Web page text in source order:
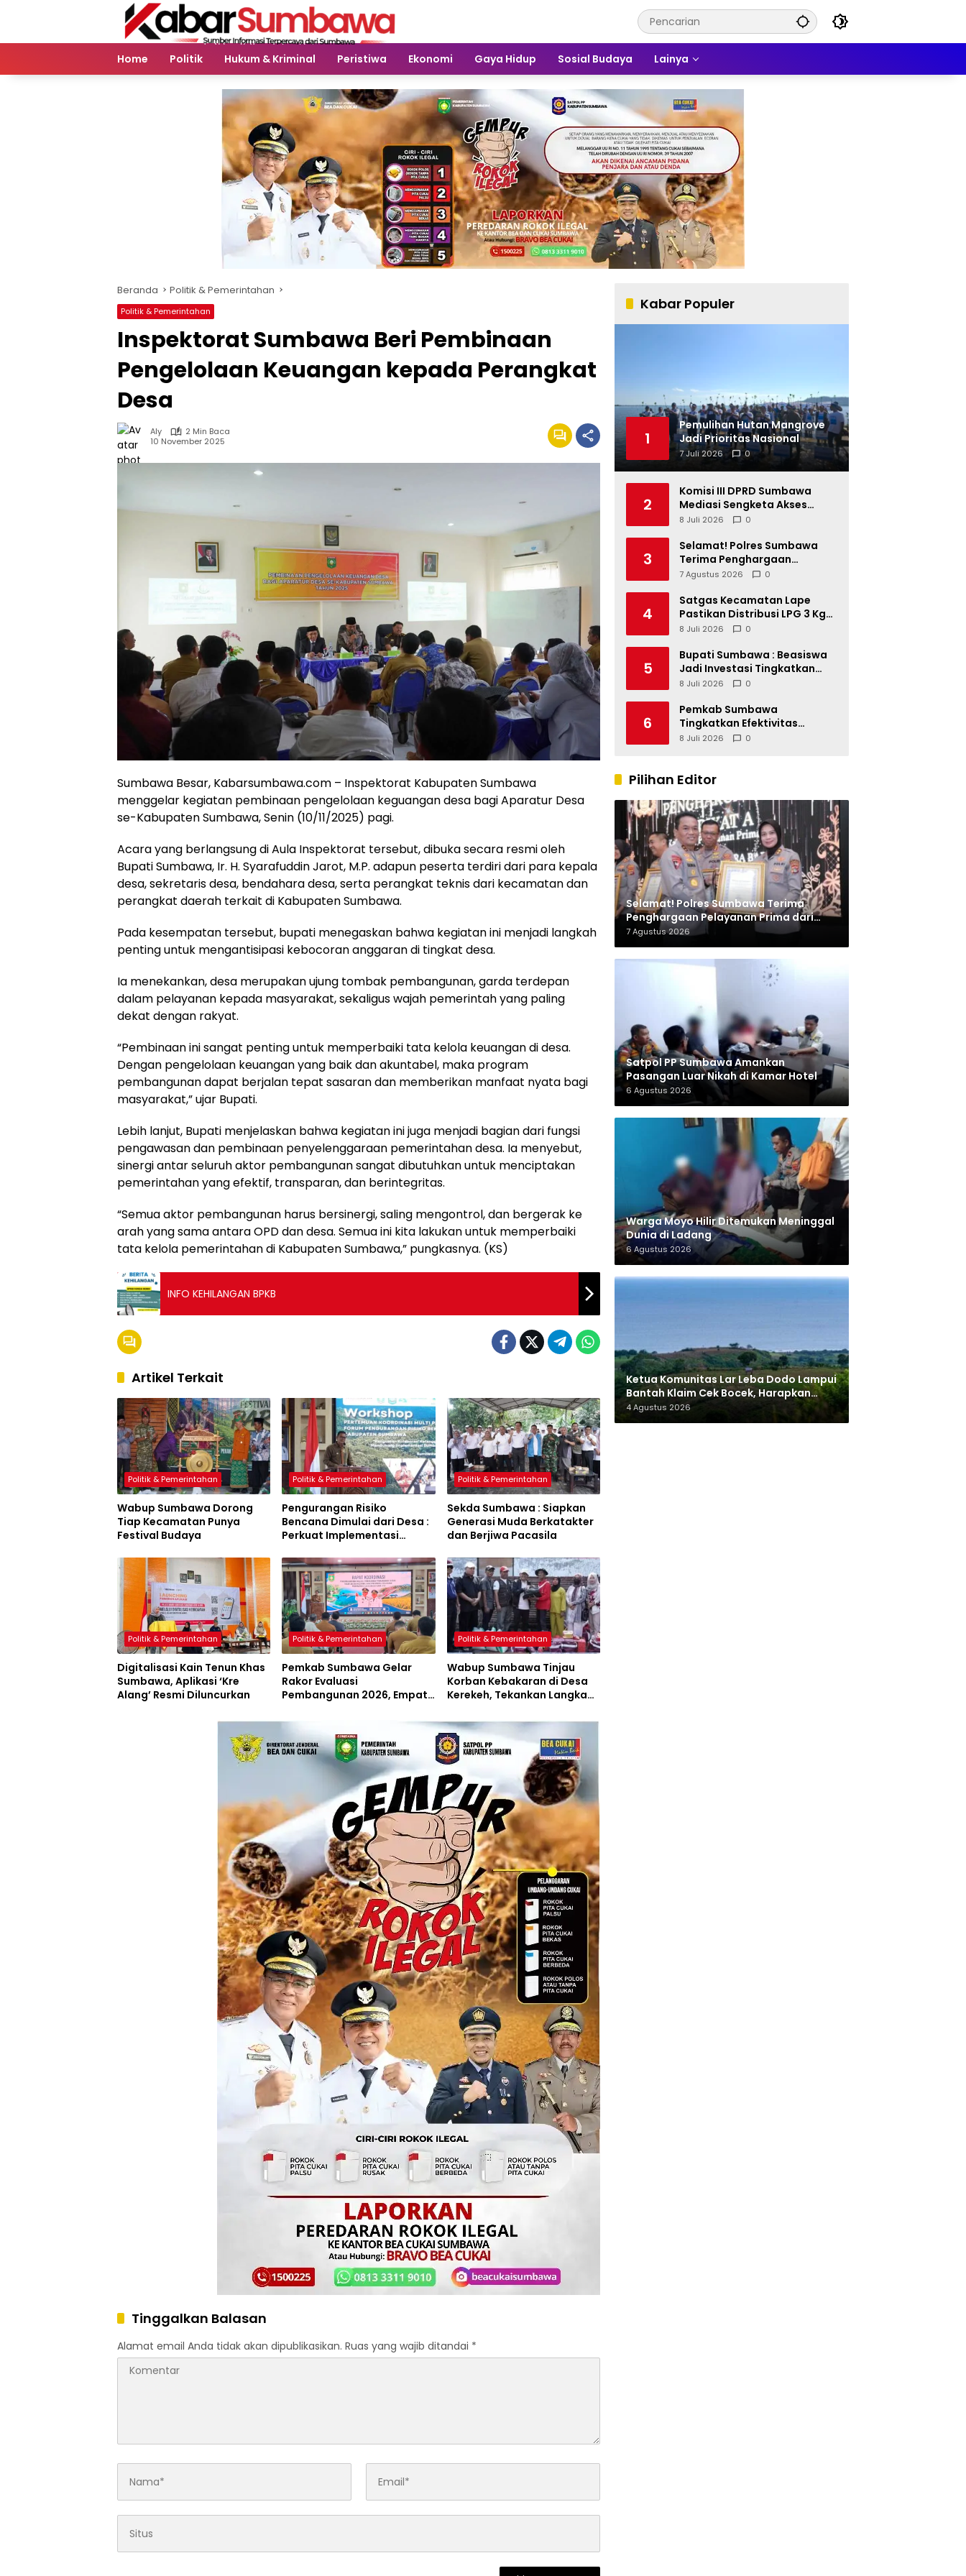
Home
Politik Hukum & Kriminal Peristiwa Ekonomi Gaya Hidup Sosial Budaya Lainya
Beranda Politik & Pemerintahan
Politik & Pemerintahan
Inspektorat Sumbawa Beri Pembinaan
Pengelolaan Keuangan kepada Perangkat
Desa
Aly
2 Min Baca
10 November 2025
Sumbawa Besar, Kabarsumbawa.com – Inspektorat Kabupaten Sumbawa
menggelar kegiatan pembinaan pengelolaan keguangan desa bagi Aparatur Desa
se-Kabupaten Sumbawa, Senin (10/11/2025) pagi.
Acara yang berlangsung di Aula Inspektorat tersebut, dibuka secara resmi oleh
Bupati Sumbawa, Ir. H. Syarafuddin Jarot, M.P. adapun peserta terdiri dari para kepala
desa, sekretaris desa, bendahara desa, serta perangkat teknis dari kecamatan dan
perangkat daerah terkait di Kabupaten Sumbawa.
Pada kesempatan tersebut, bupati menegaskan bahwa kegiatan ini menjadi langkah
penting untuk mengantisipasi kebocoran anggaran di tingkat desa.
Ia menekankan, desa merupakan ujung tombak pembangunan, garda terdepan
dalam pelayanan kepada masyarakat, sekaligus wajah pemerintah yang paling
dekat dengan rakyat.
“Pembinaan ini sangat penting untuk memperbaiki tata kelola keuangan di desa.
Dengan pengelolaan keuangan yang baik dan akuntabel, maka program
pembangunan dapat berjalan tepat sasaran dan memberikan manfaat nyata bagi
masyarakat,” ujar Bupati.
Lebih lanjut, Bupati menjelaskan bahwa kegiatan ini juga menjadi bagian dari fungsi
pengawasan dan pembinaan penyelenggaraan pemerintahan desa. Ia menyebut,
sinergi antar seluruh aktor pembangunan sangat dibutuhkan untuk menciptakan
pemerintahan yang efektif, transparan, dan berintegritas.
“Semua aktor pembangunan harus bersinergi, saling mengontrol, dan bergerak ke
arah yang sama antara OPD dan desa. Semua ini kita lakukan untuk memperbaiki
tata kelola pemerintahan di Kabupaten Sumbawa,” pungkasnya. (KS)
INFO KEHILANGAN BPKB
Artikel Terkait
Politik & Pemerintahan
Wabup Sumbawa Dorong
Tiap Kecamatan Punya
Festival Budaya
Politik & Pemerintahan
Pengurangan Risiko
Bencana Dimulai dari Desa :
Perkuat Implementasi
Politik & Pemerintahan
Sekda Sumbawa : Siapkan
Generasi Muda Berkatakter
dan Berjiwa Pacasila
Politik & Pemerintahan
Digitalisasi Kain Tenun Khas
Sumbawa, Aplikasi ‘Kre
Alang’ Resmi Diluncurkan
Politik & Pemerintahan
Pemkab Sumbawa Gelar
Rakor Evaluasi
Pembangunan 2026, Empat
Resmi Diluncurkan
Politik & Pemerintahan
Wabup Sumbawa Tinjau
Korban Kebakaran di Desa
Kerekeh, Tekankan Langkah
Tinggalkan Balasan
Alamat email Anda tidak akan dipublikasikan. Ruas yang wajib ditandai *
Kabar Populer
1
Pemulihan Hutan Mangrove
Jadi Prioritas Nasional
7 Juli 2026 0
2
Komisi III DPRD Sumbawa
Mediasi Sengketa Akses
Jalan Kelompok Tani Buin Dua
8 Juli 2026 0
3
Selamat! Polres Sumbawa
Terima Penghargaan
Pelayanan Prima dari Kapolri
7 Agustus 2026 0
4
Satgas Kecamatan Lape
Pastikan Distribusi LPG 3 Kg
Tertib
8 Juli 2026 0
5
Bupati Sumbawa : Beasiswa
Jadi Investasi Tingkatkan
Kualitas SDM
8 Juli 2026 0
6
Pemkab Sumbawa
Tingkatkan Efektivitas
Pengendalian Korupsi
8 Juli 2026 0
Pilihan Editor
Selamat! Polres Sumbawa Terima
Penghargaan Pelayanan Prima dari
Kapolri
7 Agustus 2026
Satpol PP Sumbawa Amankan
Pasangan Luar Nikah di Kamar Hotel
6 Agustus 2026
Warga Moyo Hilir Ditemukan Meninggal
Dunia di Ladang
6 Agustus 2026
Ketua Komunitas Lar Leba Dodo Lampui
Bantah Klaim Cek Bocek, Harapkan
AMMAN Beri Akses ke Makam Leluhur
4 Agustus 2026